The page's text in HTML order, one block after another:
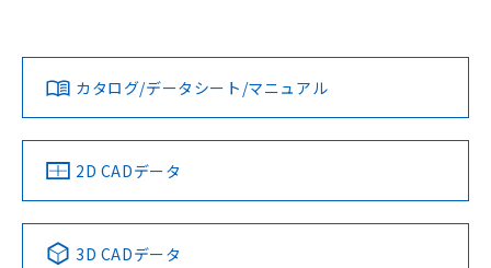
ダウンロードデータをご利用いただく前に、以下を必ずお読
みください。
ソフトウェアの使用条件
対応済み
中国 RoHS 注意事項・凡例
LR型式承認
（イギリス
船舶規格）
DNV型式承認
（ノルウェー
BV型式承認
（フランス
KR型式
（韓国
No No No No
カタログ/データシート/マニュアル
2D CADデータ
3D CADデータ